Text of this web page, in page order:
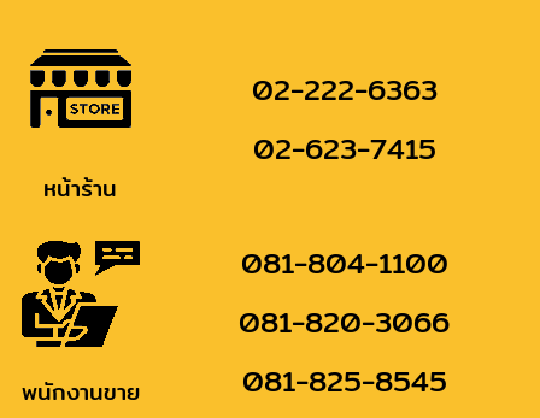
หน้าร้าน
02-222-6363
02-623-7415
พนักงานขาย
081-804-1100
081-820-3066
081-825-8545